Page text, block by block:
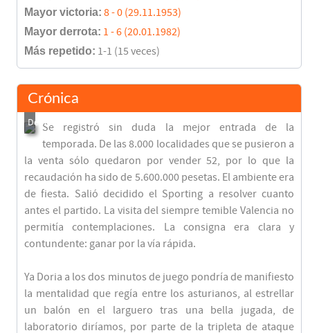
Mayor victoria: 8 - 0 (29.11.1953)
Mayor derrota: 1 - 6 (20.01.1982)
Más repetido: 1-1 (15 veces)
Crónica
Se registró sin duda la mejor entrada de la
temporada. De las 8.000 localidades que se pusieron a
la venta sólo quedaron por vender 52, por lo que la
recaudación ha sido de 5.600.000 pesetas. El ambiente era
de fiesta. Salió decidido el Sporting a resolver cuanto
antes el partido. La visita del siempre temible Valencia no
permitía contemplaciones. La consigna era clara y
contundente: ganar por la vía rápida.
Ya Doria a los dos minutos de juego pondría de manifiesto
la mentalidad que regía entre los asturianos, al estrellar
un balón en el larguero tras una bella jugada, de
laboratorio diríamos, por parte de la tripleta de ataque